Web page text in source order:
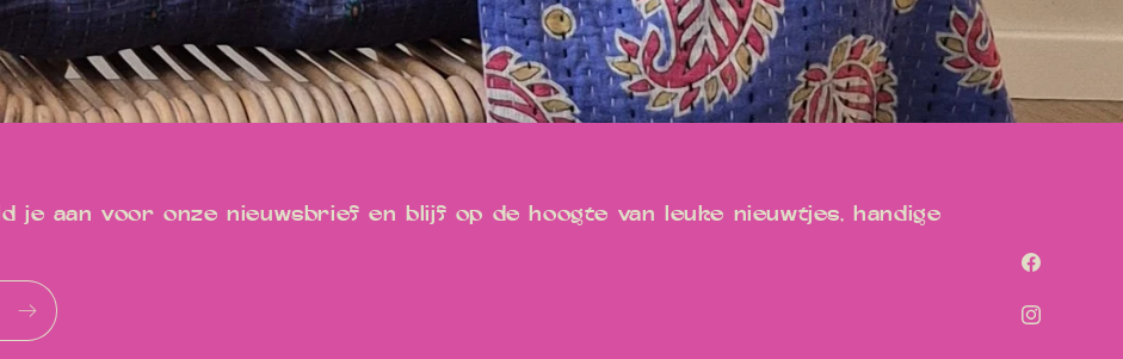
je aan voor onze nieuwsbrief en blijf op de hoogte van leuke nieuwtjes, handige
Facebook
Instagram